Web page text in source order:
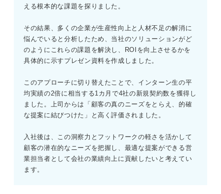
える根本的な課題を探りました。
その結果、多くの企業が生産性向上と人材不足の解消に
悩んでいると分析したため、当社のソリューションがど
のようにこれらの課題を解決し、ROIを向上させるかを
具体的に示すプレゼン資料を作成しました。
このアプローチに切り替えたことで、インターン生の平
均実績の2倍に相当する1カ月で4社の新規契約数を獲得し
ました。上司からは「顧客の真のニーズをとらえ、的確
な提案に結びつけた」と高く評価されました。
入社後は、この洞察力とフットワークの軽さを活かして
顧客の潜在的なニーズを把握し、最適な提案ができる営
業担当者として会社の業績向上に貢献したいと考えてい
ます。